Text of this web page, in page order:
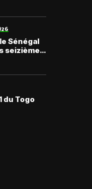
Sénégal
seizièmes
D1 du Togo